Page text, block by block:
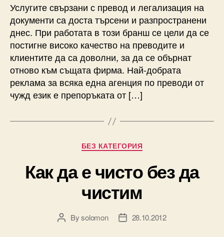
Услугите свързани с превод и легализация на
документи са доста търсени и разпространени
днес. При работата в този бранш се цели да се
постигне високо качество на преводите и
клиентите да са доволни, за да се обърнат
отново към същата фирма. Най-добрата
реклама за всяка една агенция по преводи от
чужд език е препоръката от […]
Categories
БЕЗ КАТЕГОРИЯ
Как да е чисто без да
чистим
PostBysolomon
Post28.10.2012